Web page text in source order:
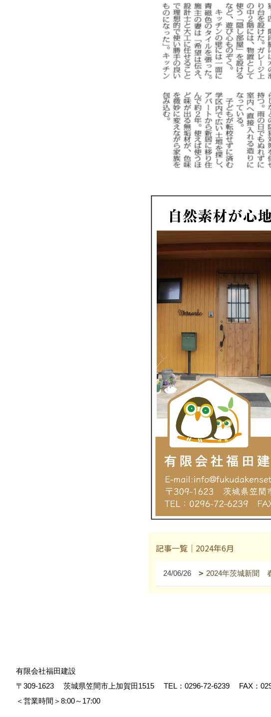
記事一覧｜2024年6月
24/06/26 2024年茨城新聞
有限会社福田建設
〒309-1623
茨城県笠間市上加賀田1515 TEL： 0296-72-6239
FAX：
＜営業時間＞8:00～17:00